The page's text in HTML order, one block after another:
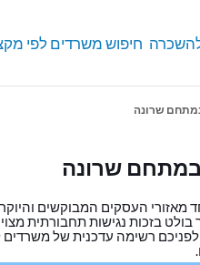
חיפוש משרדים לפי
שרונה
שרונה
העסקים המבוקשים
בזכות נגישות תחבורתית
לפניכם רשימה עדכנית של